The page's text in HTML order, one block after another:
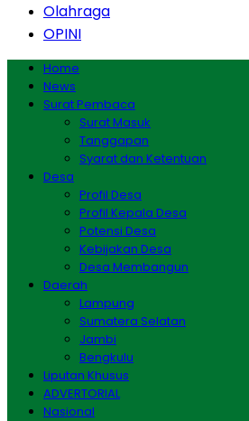
Olahraga
OPINI
Home
News
Surat Pembaca
Surat Masuk
Tanggapan
Syarat dan Ketentuan
Desa
Profil Desa
Profil Kepala Desa
Potensi Desa
Kebijakan Desa
Desa Membangun
Daerah
Lampung
Sumatera Selatan
Jambi
Bengkulu
Liputan Khusus
ADVERTORIAL
Nasional